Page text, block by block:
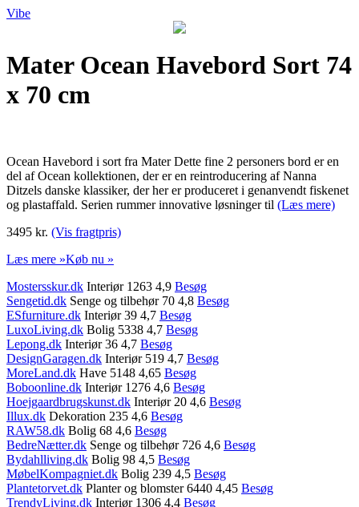
Vibe
Mater Ocean Havebord Sort 74
x 70 cm
Ocean Havebord i sort fra Mater Dette fine 2 personers bord er en
del af Ocean kollektionen, der er en reintroducering af Nanna
Ditzels danske klassiker, der her er produceret i genanvendt fiskenet
og plastaffald. Serien rummer innovative løsninger til (Læs mere)
3495 kr. (Vis fragtpris)
Læs mere »Køb nu »
Mostersskur.dk Interiør 1263 4,9 Besøg
Sengetid.dk Senge og tilbehør 70 4,8 Besøg
ESfurniture.dk Interiør 39 4,7 Besøg
LuxoLiving.dk Bolig 5338 4,7 Besøg
Lepong.dk Interiør 36 4,7 Besøg
DesignGaragen.dk Interiør 519 4,7 Besøg
MoreLand.dk Have 5148 4,65 Besøg
Boboonline.dk Interiør 1276 4,6 Besøg
Hoejgaardbrugskunst.dk Interiør 20 4,6 Besøg
Illux.dk Dekoration 235 4,6 Besøg
RAW58.dk Bolig 68 4,6 Besøg
BedreNætter.dk Senge og tilbehør 726 4,6 Besøg
Bydahlliving.dk Bolig 98 4,5 Besøg
MøbelKompagniet.dk Bolig 239 4,5 Besøg
Plantetorvet.dk Planter og blomster 6440 4,45 Besøg
TrendyLiving.dk Interiør 1306 4,4 Besøg